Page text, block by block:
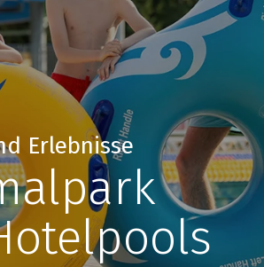
Erlebnisse